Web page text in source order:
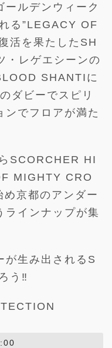
ールデンウィーク
る”LEGACY OF
活を果たしたSH
・レゲエシーンの
SHANTIに
ダビーでスピリ
ンでフロアが満た
SCORCHER HI
MIGHTY CRO
京都のアンダー
ラインナップが集
が生み出されるS
う‼︎